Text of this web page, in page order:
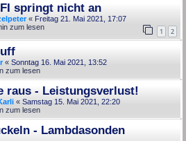
springt nicht an
« Freitag 21. Mai 2021, 17:07
1 2
zum lesen
« Sonntag 16. Mai 2021, 13:52
zum lesen
raus - Leistungsverlust!
« Samstag 15. Mai 2021, 22:20
zum lesen
- Lambdasonden